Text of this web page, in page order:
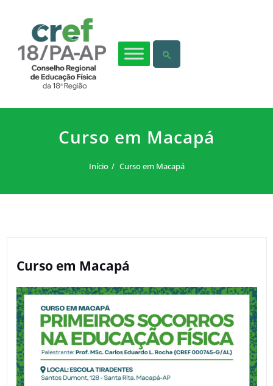
Curso em Macapá
Início Curso em Macapá
Curso em Macapá